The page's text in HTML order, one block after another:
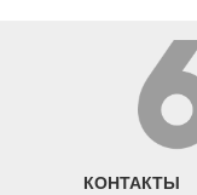
КОНТАКТЫ